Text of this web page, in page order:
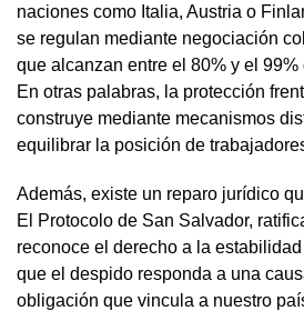
naciones como Italia, Austria o
se regulan mediante negociación
que alcanzan entre el 80% y el
En otras palabras, la protección
construye mediante mecanismos
equilibrar la posición de
Además, existe un reparo jurídico
El Protocolo de San Salvador,
reconoce el derecho a la
que el despido responda a una
obligación que vincula a nuestro